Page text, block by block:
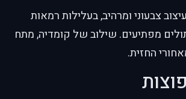
צבעוני ומרהיב, בעלילות רמאות
מפתיעים. שילוב של קומדיה, מתח
החזית.